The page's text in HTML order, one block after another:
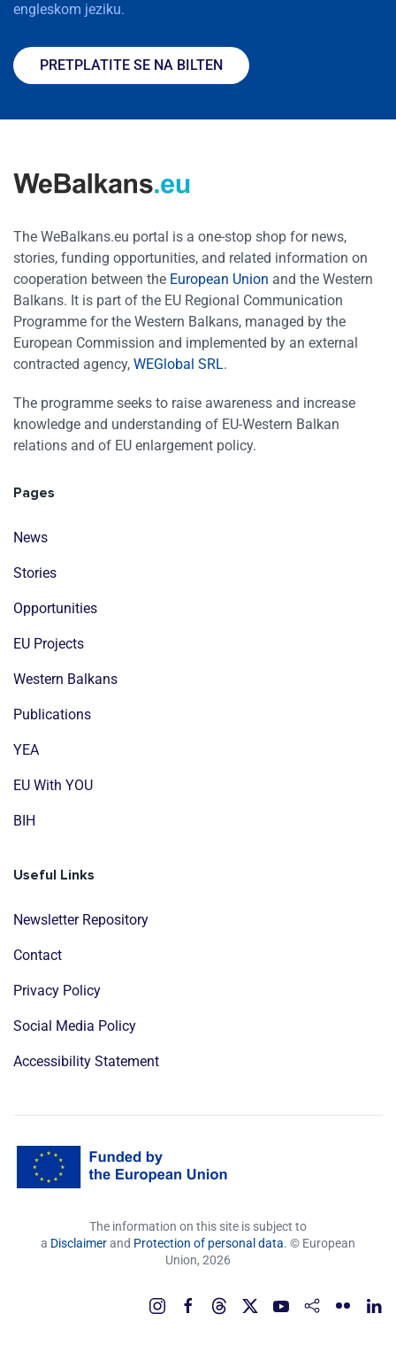
engleskom jeziku.
PRETPLATITE SE NA BILTEN
The WeBalkans.eu portal is a one-stop shop for news,
stories, funding opportunities, and related information on
cooperation between the European Union and the Western
Balkans. It is part of the EU Regional Communication
Programme for the Western Balkans, managed by the
European Commission and implemented by an external
contracted agency, WEGlobal SRL.
The programme seeks to raise awareness and increase
knowledge and understanding of EU-Western Balkan
relations and of EU enlargement policy.
Pages
News
Stories
Opportunities
EU Projects
Western Balkans
Publications
YEA
EU With YOU
BIH
Useful Links
Newsletter Repository
Contact
Privacy Policy
Social Media Policy
Accessibility Statement
The information on this site is subject to
a Disclaimerand Protection of personal data. © European
Union, 2026